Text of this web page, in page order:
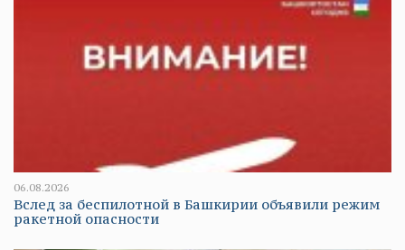
06.08.2026
Вслед за беспилотной в Башкирии объявили режим
ракетной опасности